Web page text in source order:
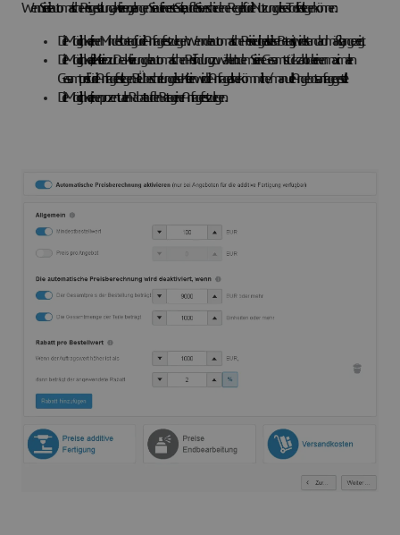
Wenn Sie die automatische Preisgestaltung aktivieren, gelangen Sie auf eine erste Seite, auf der Sie verschiedene Regeln für die Nutzung dieses Tools festlegen können:
Die Möglichkeit, einen Mindestbetrag für die Anfrage festzulegen: Wenn der automatische Preis niedriger als dieser Betrag ist, wird er standardmäßig angezeigt.
Die Möglichkeit, die Kriterien zur Deaktivierung der automatischen Preisfindung zu wählen: Indem Sie eine Gesamtstückzahl oder einen maximalen
Gesamtpreis für die Anfrage festlegen. Bei Überschreitung dieser Kriterien wird die Anfrage als herkömmliche/manuelle Angebotsanfrage gestellt.
Die Möglichkeit, einen prozentualen Rabatt auf den Betrag einer Anfrage festzulegen.